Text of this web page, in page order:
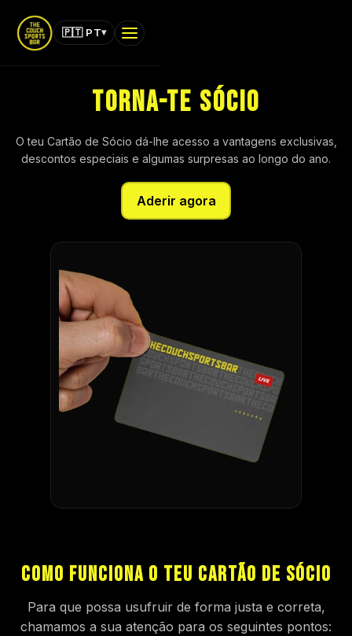
🇵🇹 PT▾
THE COUCH · SPORTS BAR
INÍCIO
EVENTOS
SUPORTE
TOCA FORA PARA FECHAR
The Couch Sports Bar
Assistente Online
Torna-te Sócio
O teu Cartão de Sócio dá-lhe acesso a vantagens exclusivas,
descontos especiais e algumas surpresas ao longo do ano.
Aderir agora
Como funciona o teu Cartão de Sócio
Para que possa usufruir de forma justa e correta,
chamamos a sua atenção para os seguintes pontos: